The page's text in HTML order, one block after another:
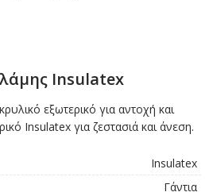
Insulatex
εξωτερικό για αντοχή και
Insulatex για ζεστασιά και άνεση.
Insulatex
Γάντια